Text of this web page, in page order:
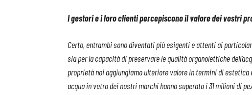
I gestori e i loro clienti percepiscono il valore dei vostri
Certo, entrambi sono diventati più esigenti e attenti ai
sia perla capacità di preservare le qualità organolettiche
proprietà noi aggiungiamo ulteriore valore in termini di
acqua in vetro dei nostri marchi hanno superato i 31 milioni di